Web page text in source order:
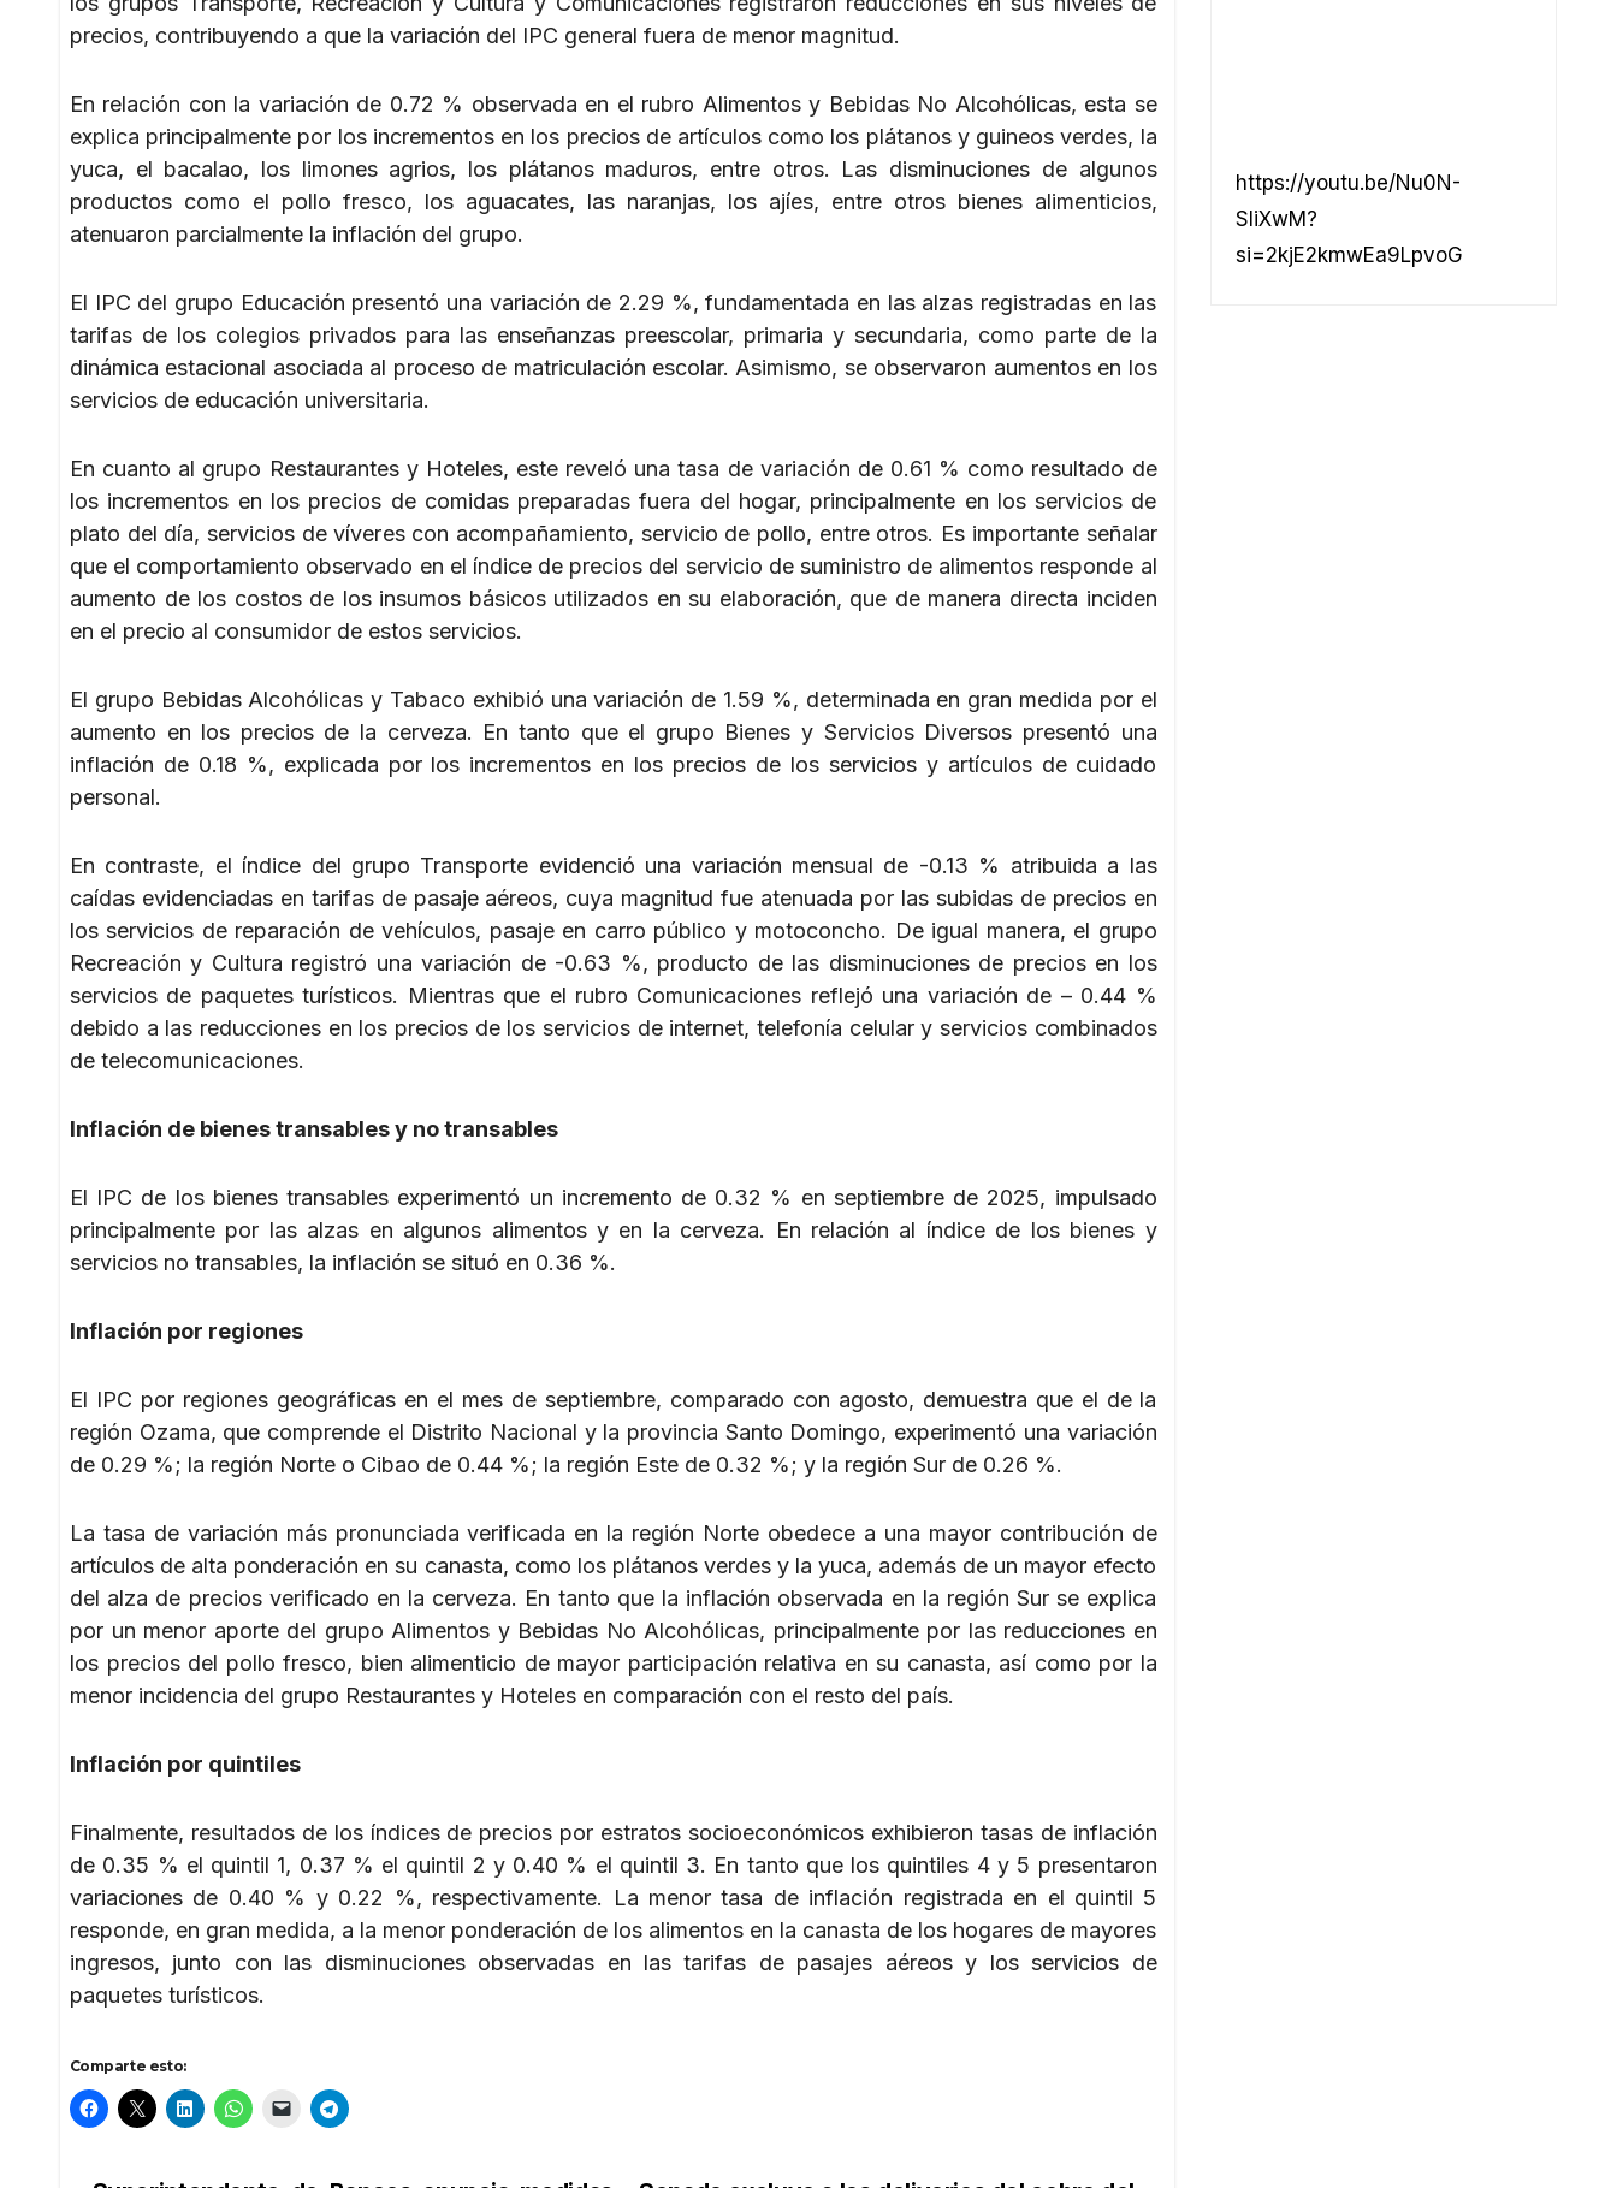
precios, contribuyendo a que la variación del IPC general fuera de menor magnitud.
En relación con la variación de 0.72 % observada en el rubro Alimentos y Bebidas No Alcohólicas, esta se
explica principalmente por los incrementos en los precios de artículos como los plátanos y guineos verdes, la
yuca, el bacalao, los limones agrios, los plátanos maduros, entre otros. Las disminuciones de algunos
productos como el pollo fresco, los aguacates, las naranjas, los ajíes, entre otros bienes alimenticios,
atenuaron parcialmente la inflación del grupo.
El IPC del grupo Educación presentó una variación de 2.29 %, fundamentada en las alzas registradas en las
tarifas de los colegios privados para las enseñanzas preescolar, primaria y secundaria, como parte de la
dinámica estacional asociada al proceso de matriculación escolar. Asimismo, se observaron aumentos en los
servicios de educación universitaria.
En cuanto al grupo Restaurantes y Hoteles, este reveló una tasa de variación de 0.61 % como resultado de
los incrementos en los precios de comidas preparadas fuera del hogar, principalmente en los servicios de
plato del día, servicios de víveres con acompañamiento, servicio de pollo, entre otros. Es importante señalar
que el comportamiento observado en el índice de precios del servicio de suministro de alimentos responde al
aumento de los costos de los insumos básicos utilizados en su elaboración, que de manera directa inciden
en el precio al consumidor de estos servicios.
El grupo Bebidas Alcohólicas y Tabaco exhibió una variación de 1.59 %, determinada en gran medida por el
aumento en los precios de la cerveza. En tanto que el grupo Bienes y Servicios Diversos presentó una
inflación de 0.18 %, explicada por los incrementos en los precios de los servicios y artículos de cuidado
personal.
En contraste, el índice del grupo Transporte evidenció una variación mensual de -0.13 % atribuida a las
caídas evidenciadas en tarifas de pasaje aéreos, cuya magnitud fue atenuada por las subidas de precios en
los servicios de reparación de vehículos, pasaje en carro público y motoconcho. De igual manera, el grupo
Recreación y Cultura registró una variación de -0.63 %, producto de las disminuciones de precios en los
servicios de paquetes turísticos. Mientras que el rubro Comunicaciones reflejó una variación de – 0.44 %
debido a las reducciones en los precios de los servicios de internet, telefonía celular y servicios combinados
de telecomunicaciones.
Inflación de bienes transables y no transables
El IPC de los bienes transables experimentó un incremento de 0.32 % en septiembre de 2025, impulsado
principalmente por las alzas en algunos alimentos y en la cerveza. En relación al índice de los bienes y
servicios no transables, la inflación se situó en 0.36 %.
Inflación por regiones
El IPC por regiones geográficas en el mes de septiembre, comparado con agosto, demuestra que el de la
región Ozama, que comprende el Distrito Nacional y la provincia Santo Domingo, experimentó una variación
de 0.29 %; la región Norte o Cibao de 0.44 %; la región Este de 0.32 %; y la región Sur de 0.26 %.
La tasa de variación más pronunciada verificada en la región Norte obedece a una mayor contribución de
artículos de alta ponderación en su canasta, como los plátanos verdes y la yuca, además de un mayor efecto
del alza de precios verificado en la cerveza. En tanto que la inflación observada en la región Sur se explica
por un menor aporte del grupo Alimentos y Bebidas No Alcohólicas, principalmente por las reducciones en
los precios del pollo fresco, bien alimenticio de mayor participación relativa en su canasta, así como por la
menor incidencia del grupo Restaurantes y Hoteles en comparación con el resto del país.
Inflación por quintiles
Finalmente, resultados de los índices de precios por estratos socioeconómicos exhibieron tasas de inflación
de 0.35 % el quintil 1, 0.37 % el quintil 2 y 0.40 % el quintil 3. En tanto que los quintiles 4 y 5 presentaron
variaciones de 0.40 % y 0.22 %, respectivamente. La menor tasa de inflación registrada en el quintil 5
responde, en gran medida, a la menor ponderación de los alimentos en la canasta de los hogares de mayores
ingresos, junto con las disminuciones observadas en las tarifas de pasajes aéreos y los servicios de
paquetes turísticos.
Comparte esto:
https://youtu.be/Nu0N-
SliXwM?
si=2kjE2kmwEa9LpvoG